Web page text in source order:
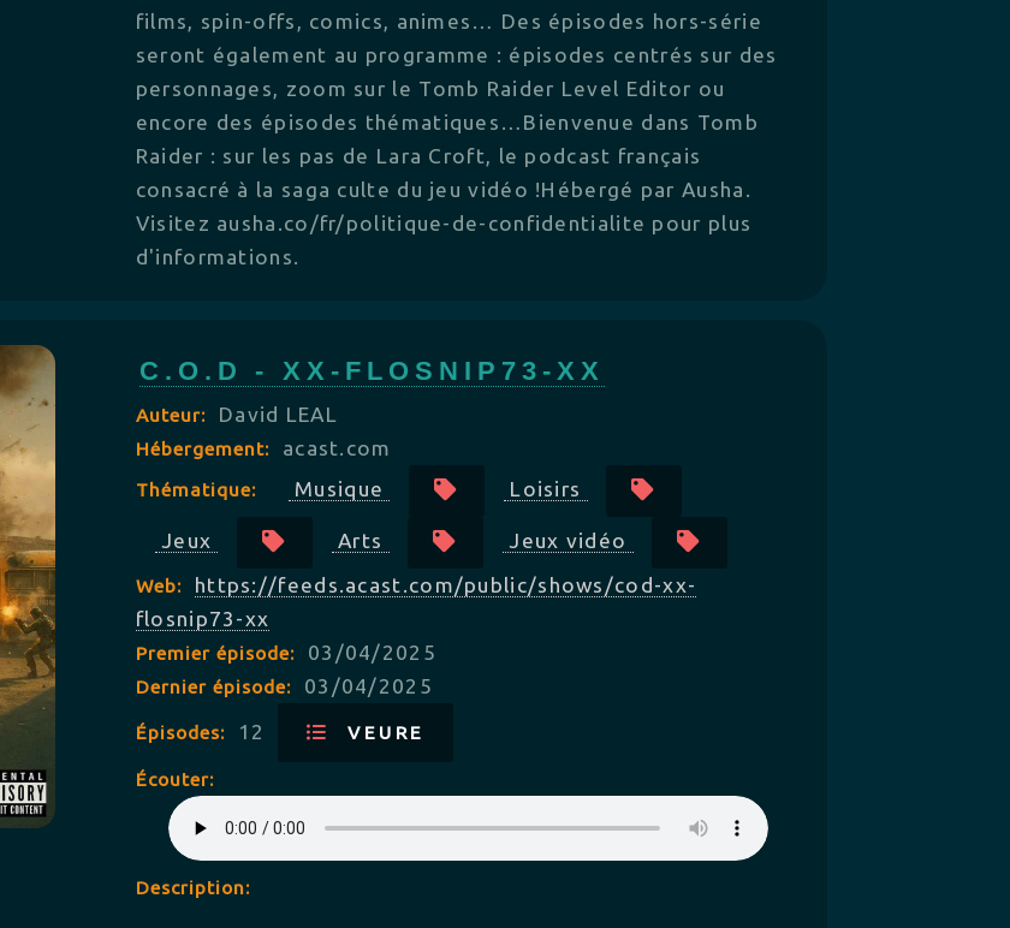
films, spin-offs, comics, animes… Des épisodes hors-série
seront également au programme : épisodes centrés sur des
personnages, zoom sur le Tomb Raider Level Editor ou
encore des épisodes thématiques…Bienvenue dans Tomb
Raider : sur les pas de Lara Croft, le podcast français
consacré à la saga culte du jeu vidéo !Hébergé par Ausha.
Visitez ausha.co/fr/politique-de-confidentialite pour plus
d'informations.
C.O.D - XX-FLOSNIP73-XX
Auteur: David LEAL
Hébergement: acast.com
Thématique: Musique Loisirs
Jeux Arts Jeux vidéo
Web:
https://feeds.acast.com/public/shows/cod-xx-
flosnip73-xx
Premier épisode: 03/04/2025
Dernier épisode: 03/04/2025
Épisodes: 12 VEURE
Écouter:
Description: